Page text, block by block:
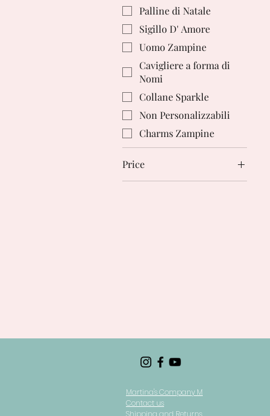
Palline di Natale
Sigillo D' Amore
Uomo Zampine
Cavigliere a forma di
Nomi
Collane Sparkle
Non Personalizzabili
Charms Zampine
Price
Martina's Company M
Contact us